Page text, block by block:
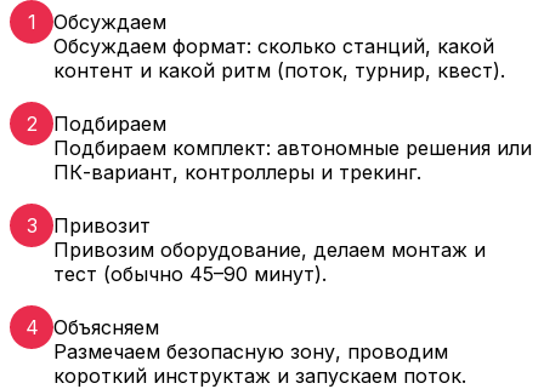
1
Обсуждаем
Обсуждаем формат: сколько станций, какой
контент и какой ритм (поток, турнир, квест).
2
Подбираем
Подбираем комплект: автономные решения или
ПК-вариант, контроллеры и трекинг.
3
Привозит
Привозим оборудование, делаем монтаж и
тест (обычно 45–90 минут).
4
Объясняем
Размечаем безопасную зону, проводим
короткий инструктаж и запускаем поток.